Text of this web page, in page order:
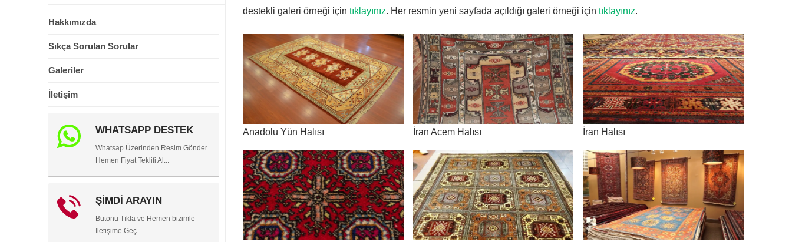
destekli galeri örneği için tıklayınız. Her resmin yeni sayfada açıldığı galeri örneği için tıklayınız.
Anadolu Yün Halısı İran Acem Halısı İran Halısı
Hakkımızda
Sıkça Sorulan Sorular
Galeriler
İletişim
WHATSAPP DESTEK
Whatsap Üzerinden Resim Gönder
Hemen Fiyat Teklifi Al...
ŞİMDİ ARAYIN
Butonu Tıkla ve Hemen bizimle
İletişime Geç.....